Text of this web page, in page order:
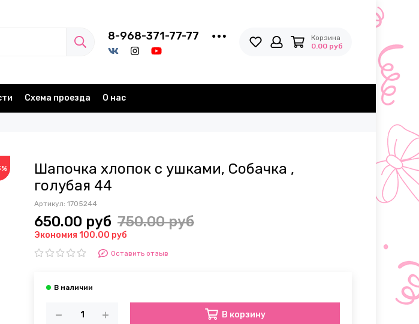
8-968-371-77-77
Корзина
0.00 руб
Схема проезда О нас
Шапочка хлопок с ушками, Собачка ,
голубая 44
Артикул: 1705244
650.00 руб 750.00 руб
Экономия 100.00 руб
Оставить отзыв
В корзину